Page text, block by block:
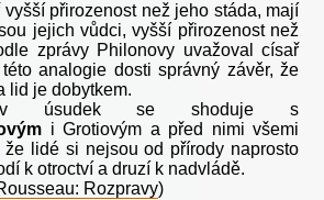
vyšší přirozenost než jeho stáda, mají
jejich vůdci, vyšší přirozenost než
zprávy Philonovy uvažoval císař
analogie dosti správný závěr, že
lid je dobytkem.
úsudek se shoduje s
i Grotiovým a před nimi všemi
že lidé si nejsou od přírody naprosto
k otroctví a druzí k nadvládě.
Rozpravy)